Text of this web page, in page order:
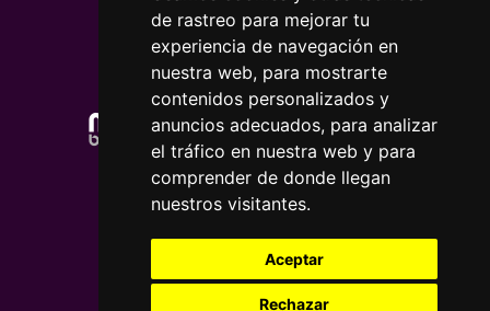
de rastreo para mejorar tu
experiencia de navegación en
nuestra web, para mostrarte
contenidos personalizados y
anuncios adecuados, para analizar
el tráfico en nuestra web y para
comprender de donde llegan
nuestros visitantes.
Aceptar
Rechazar